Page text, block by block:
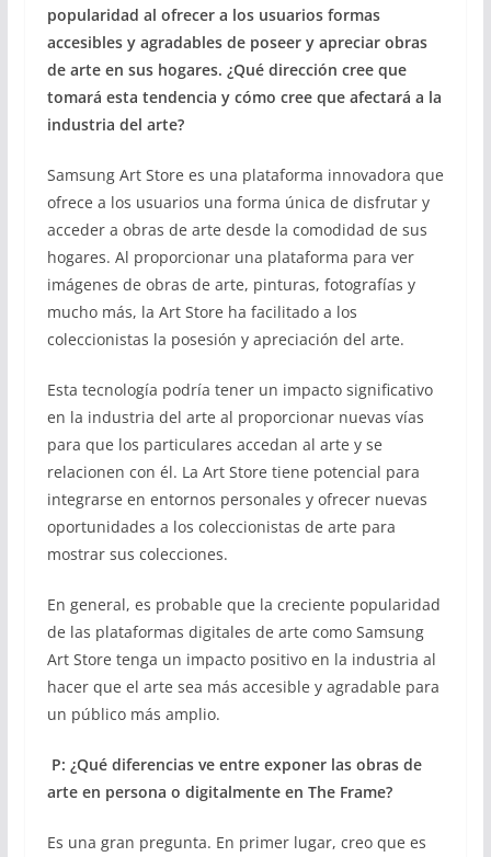
popularidad al ofrecer a los usuarios formas
accesibles y agradables de poseer y apreciar obras
de arte en sus hogares. ¿Qué dirección cree que
tomará esta tendencia y cómo cree que afectará a la
industria del arte?
Samsung Art Store es una plataforma innovadora que
ofrece a los usuarios una forma única de disfrutar y
acceder a obras de arte desde la comodidad de sus
hogares. Al proporcionar una plataforma para ver
imágenes de obras de arte, pinturas, fotografías y
mucho más, la Art Store ha facilitado a los
coleccionistas la posesión y apreciación del arte.
Esta tecnología podría tener un impacto significativo
en la industria del arte al proporcionar nuevas vías
para que los particulares accedan al arte y se
relacionen con él. La Art Store tiene potencial para
integrarse en entornos personales y ofrecer nuevas
oportunidades a los coleccionistas de arte para
mostrar sus colecciones.
En general, es probable que la creciente popularidad
de las plataformas digitales de arte como Samsung
Art Store tenga un impacto positivo en la industria al
hacer que el arte sea más accesible y agradable para
un público más amplio.
P: ¿Qué diferencias ve entre exponer las obras de
arte en persona o digitalmente en The Frame?
Es una gran pregunta. En primer lugar, creo que es